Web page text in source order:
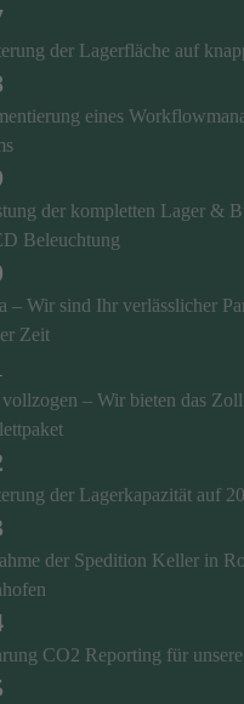
der Lagerfläche auf
eines
der kompletten Lager &
Beleuchtung
– Wir sind Ihr verlässlicher
Zeit
– Wir bieten das Zoll
der Lagerkapazität auf
der Spedition Keller in
CO2 Reporting für